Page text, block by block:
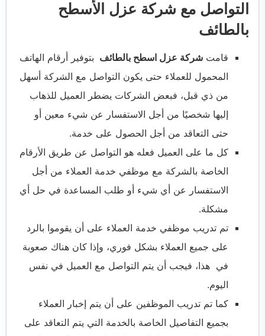
التواصل مع شركة عزل الأسطح
بالطائف
قامت شركة عزل اسطح بالطائف بتوفير أرقام الهاتف
المحمول للعملاء حتى يكون التواصل مع الشركة أسهل
من ذي قبل، فبعض الشركات يضطر العميل للذهاب
إليها شخصيًا من أجل الاستفسار عن شيء معين أو
حتى التعاقد من أجل الحصول على خدمة.
كل ما على العميل فعله هو التواصل عن طريق الأرقام
الخاصة بالشركة مع موظفي خدمة العملاء من أجل
الاستفسار عن أي شيء أو طلب المساعدة في حل أي
مشكلة.
تم تدريب موظفي خدمة العملاء على أن يقوموا بالرد
على جميع العملاء بشكل فوري، وإذا كان هناك صعوبة
في هذا، فيجب أن يتم التواصل مع العميل في نفس
اليوم.
كما تم تدريب الموظفين على أن يتم إخبار العملاء
بجميع التفاصيل الخاصة بالخدمة التي يتم التعاقد على